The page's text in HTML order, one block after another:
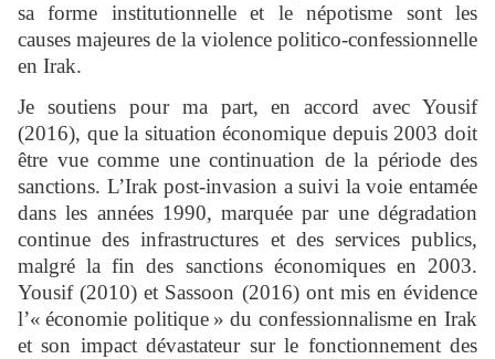
sa forme institutionnelle et le népotisme sont les
causes majeures de la violence politico-confessionnelle
en Irak.
Je soutiens pour ma part, en accord avec Yousif
(2016), que la situation économique depuis 2003 doit
être vue comme une continuation de la période des
sanctions. L’Irak post-invasion a suivi la voie entamée
dans les années 1990, marquée par une dégradation
continue des infrastructures et des services publics,
malgré la fin des sanctions économiques en 2003.
Yousif (2010) et Sassoon (2016) ont mis en évidence
l’« économie politique » du confessionnalisme en Irak
et son impact dévastateur sur le fonctionnement des